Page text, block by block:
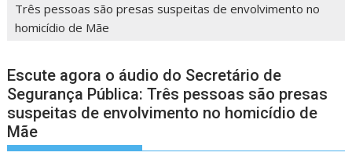
Três pessoas são presas suspeitas de envolvimento no
homicídio de Mãe
Escute agora o áudio do Secretário de
Segurança Pública: Três pessoas são presas
suspeitas de envolvimento no homicídio de
Mãe